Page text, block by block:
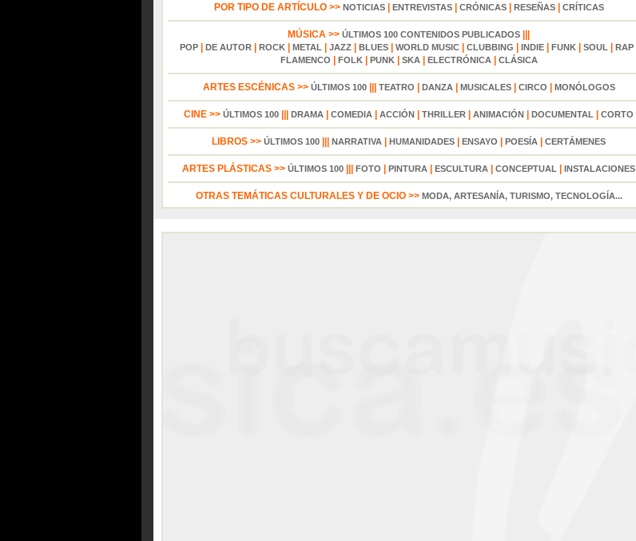
POR TIPO DE ARTÍCULO >> NOTICIAS| ENTREVISTAS| CRÓNICAS| RESEÑAS| CRÍTICAS
MÚSICA >> ÚLTIMOS 100 CONTENIDOS PUBLICADOS
POP| DE AUTOR| ROCK| METAL| JAZZ| BLUES| WORLD MUSIC| CLUBBING INDIE| FUNK| SOUL| RAP|
FLAMENCO FOLK| PUNK| SKA| ELECTRÓNICA| CLÁSICA
ARTES ESCÉNICAS >> ÚLTIMOS 100||| TEATRO DANZA| MUSICALES| CIRCO MONÓLOGOS
CINE >> ÚLTIMOS 100 DRAMA COMEDIA ACCIÓN THRILLER ANIMACIÓN DOCUMENTAL CORTO
LIBROS >> ÚLTIMOS 100 NARRATIVA HUMANIDADES ENSAYO POESÍA CERTÁMENES
ARTES PLÁSTICAS >> ÚLTIMOS 100 FOTO PINTURA ESCULTURA CONCEPTUAL INSTALACIONES
OTRAS TEMÁTICAS CULTURALES Y DE OCIO >> MODA, ARTESANÍA, TURISMO, TECNOLOGÍA...